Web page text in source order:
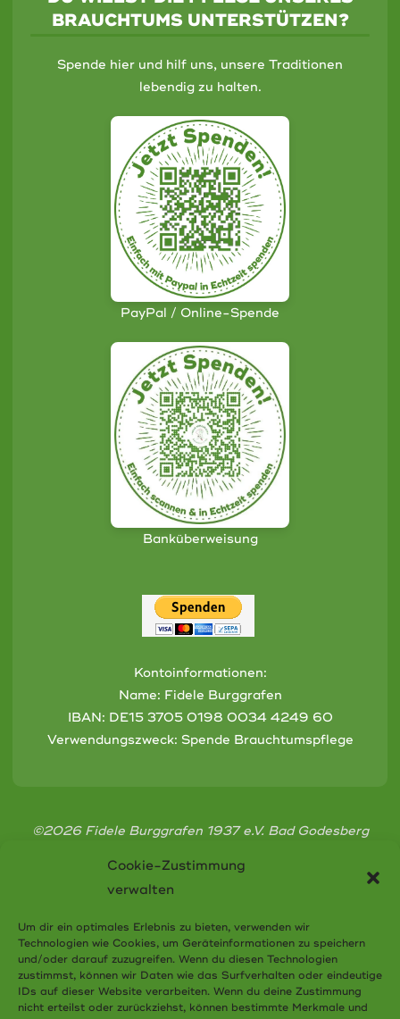
Cookie-Zustimmung
verwalten
Um dir ein optimales Erlebnis zu bieten, verwenden wir
Technologien wie Cookies, um Geräteinformationen zu speichern
und/oder darauf zuzugreifen. Wenn du diesen Technologien
zustimmst, können wir Daten wie das Surfverhalten oder eindeutige
IDs auf dieser Website verarbeiten. Wenn du deine Zustimmung
nicht erteilst oder zurückziehst, können bestimmte Merkmale und
BRAUCHTUMS UNTERSTÜTZEN?
Spende hier und hilf uns, unsere Traditionen
lebendig zu halten.
PayPal / Online-Spende
Banküberweisung
Kontoinformationen:
Name: Fidele Burggrafen
IBAN: DE15 3705 0198 0034 4249 60
Verwendungszweck: Spende Brauchtumspflege
©2026 Fidele Burggrafen 1937 e.V. Bad Godesberg
Cookie-Richtlinie (EU)
Datenschutzerklärung